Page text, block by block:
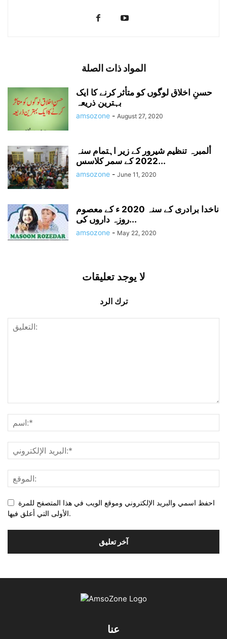
المواد ذات الصلة
حسنِ اخلاق لوگوں کو متأثر کرنے کا ایک
بہترین ذریعہ
amsozone - August 27, 2020
ألمبرہ تنظیم شیرور کے زیر اہتمام سنہ
2022 کے سمر کلاسس...
amsozone - June 11, 2020
ناخدا برادری کے سنہ 2020 ء کے معصوم
روزہ داروں کی...
amsozone - May 22, 2020
لا يوجد تعليقات
ترك الرد
احفظ اسمي والبريد الإلكتروني وموقع الويب في هذا المتصفح للمرة
الأولى التي أعلق فيها.
عنا